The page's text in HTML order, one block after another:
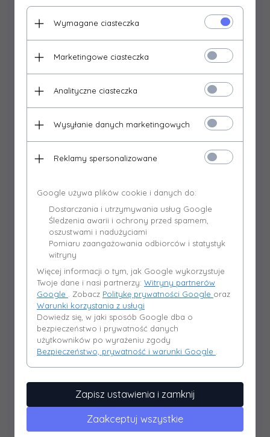
Wymagane ciasteczka
Marketingowe ciasteczka
Analityczne ciasteczka
Wysyłanie danych marketingowych
Reklamy spersonalizowane
Google używa plików cookie i danych do:
Dostarczania i utrzymywania usług Google
Śledzenia awarii i ochrony przed spamem,
oszustwami i nadużyciami
Pomiaru zaangażowania odbiorców i statystyk
witryny
Więcej informacji o tym, jak Google wykorzystuje
Twoje dane i nasi partnerzy: Witryny partnerów
Google
. Zobacz Politykę prywatności Google oraz
Warunki korzystania z usługi
Dowiedz się, w jaki sposób Google dba o
bezpieczeństwo i prywatność danych
użytkowników po wyrażeniu zgody
Bezpieczeństwo, prywatność i warunki Google
Zapisz ustawienia i zamknij
Zaakceptuj wszystkie
czyszczenia dzięki zastosowaniu innowacyjnego systemu
wspólnego obrotu komory paleniskowej i komory
nadmuchowej. Zastosowane rozwiązania gwarantują jego
Rozwiązanie polegające na zastosowaniu rotacyjnej komory
spalania oraz komory nadmuchowej eliminuje wszelkie
problemy związane z narastaniem i gromadzeniem się zgorzeli
a jednocześnie unikamy występującego w innych dostępnych
na rynku palnikach tzw. problemu zapychania się komory.
Palnik wyposażony jest w automatyczną zapalarkę dzięki
której kocioł uruchamia się i wyłącza się w sposób
Budowa palnika:
Sterowanie:
Szeroki wybór regulatorów zapewnia właściwe dostosowanie
ich do potrzeb klientów. W kotłach Camino 4 standardowo
montowane są dwa rodzaje sterowników zapewniając obsługę
pracy palnika oraz pomp CO. i CWU. Każdy ze sterowników